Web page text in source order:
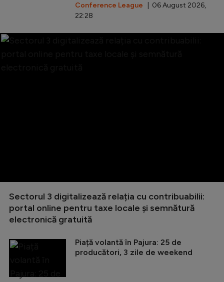
Conference League | 06 August 2026,
22:28
Sectorul 3 digitalizează relația cu contribuabilii:
portal online pentru taxe locale și semnătură
electronică gratuită
Piață volantă în Pajura: 25 de
producători, 3 zile de weekend